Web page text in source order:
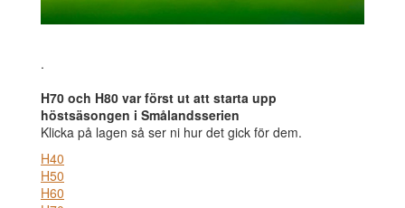
.
H70 och H80 var först ut att starta upp
höstsäsongen i Smålandsserien
Klicka på lagen så ser ni hur det gick för dem.
H40
H50
H60